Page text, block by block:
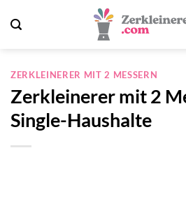
Inhalt
ZERKLEINERER MIT 2 MESSERN
Zerkleinerer mit 2
Single-Haushalte